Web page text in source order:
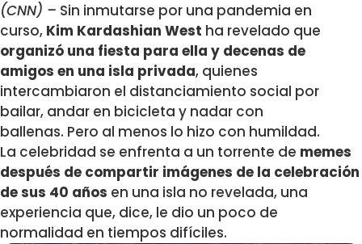
(CNN) – Sin inmutarse por una pandemia en
curso, Kim Kardashian West ha revelado que
organizó una fiesta para ella y decenas de
amigos en una isla privada, quienes
intercambiaron el distanciamiento social por
bailar, andar en bicicleta y nadar con
ballenas. Pero al menos lo hizo con humildad.
La celebridad se enfrenta a un torrente de memes
después de compartir imágenes de la celebración
de sus 40 años en una isla no revelada, una
experiencia que, dice, le dio un poco de
normalidad en tiempos difíciles.